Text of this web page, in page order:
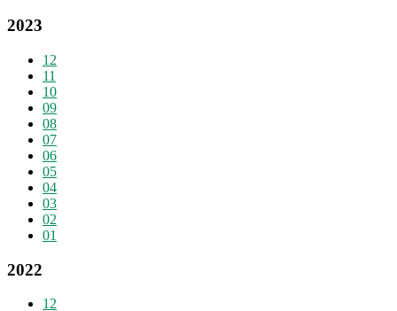
2023
12
11
10
09
08
07
06
05
04
03
02
01
2022
12